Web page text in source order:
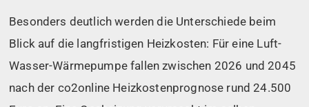
Besonders deutlich werden die Unterschiede beim
Blick auf die langfristigen Heizkosten: Für eine Luft-
Wasser-Wärmepumpe fallen zwischen 2026 und 2045
nach der co2online Heizkostenprognose rund 24.500